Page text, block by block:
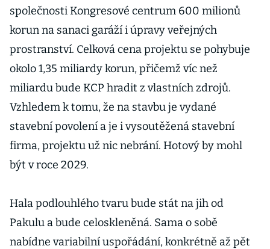
společnosti Kongresové centrum 600 milionů
korun na sanaci garáží i úpravy veřejných
prostranství. Celková cena projektu se pohybuje
okolo 1,35 miliardy korun, přičemž víc než
miliardu bude KCP hradit z vlastních zdrojů.
Vzhledem k tomu, že na stavbu je vydané
stavební povolení a je i vysoutěžená stavební
firma, projektu už nic nebrání. Hotový by mohl
být v roce 2029.
Hala podlouhlého tvaru bude stát na jih od
Pakulu a bude celoskleněná. Sama o sobě
nabídne variabilní uspořádání, konkrétně až pět